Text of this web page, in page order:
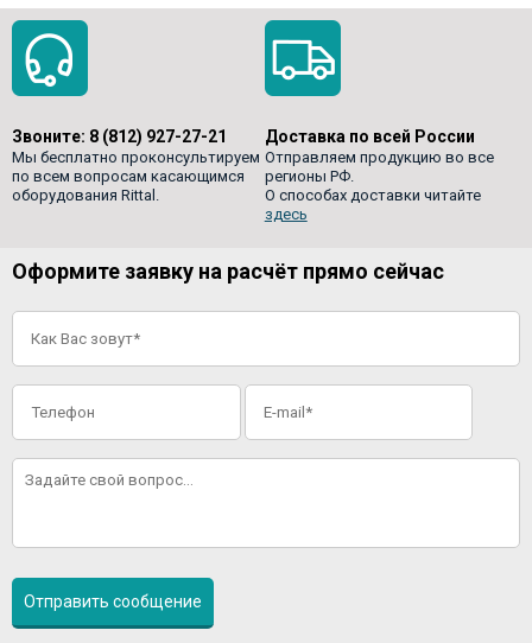
Звоните: 8 (812) 927-27-21
Мы бесплатно проконсультируем
по всем вопросам касающимся
оборудования Rittal.
Доставка по всей России
Отправляем продукцию во все
регионы РФ.
О способах доставки читайте
здесь
Оформите заявку на расчёт прямо сейчас